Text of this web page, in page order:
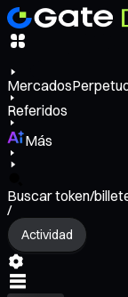
Mercados
Referidos
Más
Buscar token/
/
Actividad